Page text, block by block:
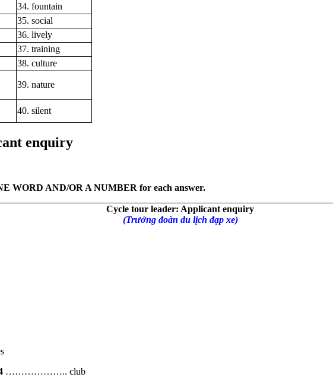
34. fountain
35. social
36. lively
37. training
38. culture
39. nature
40. silent
enquiry
WORD AND/OR A NUMBER for each answer.
Cycle tour leader: Applicant enquiry
(Trưởng đoàn du lịch đạp xe)
……………….. club